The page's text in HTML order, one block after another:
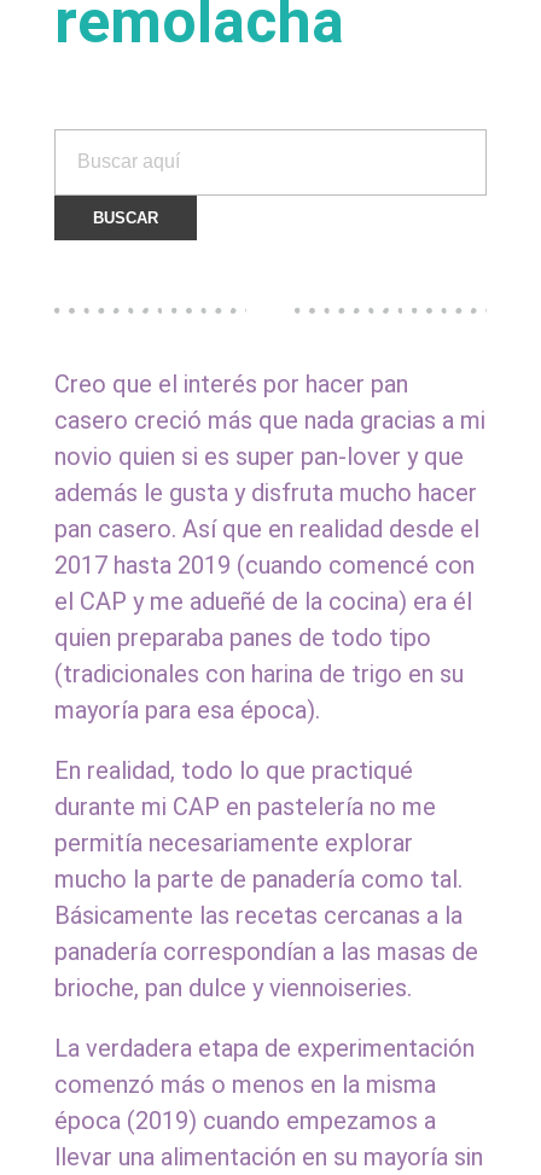
n
d
e
e
m
o
a
c
h
a
remolacha
Creo que el interés por hacer pan
casero creció más que nada gracias a mi
novio quien si es super pan-lover y que
además le gusta y disfruta mucho hacer
pan casero. Así que en realidad desde el
2017 hasta 2019 (cuando comencé con
el CAP y me adueñé de la cocina) era él
quien preparaba panes de todo tipo
(tradicionales con harina de trigo en su
mayoría para esa época).
En realidad, todo lo que practiqué
durante mi CAP en pastelería no me
permitía necesariamente explorar
mucho la parte de panadería como tal.
Básicamente las recetas cercanas a la
panadería correspondían a las masas de
brioche, pan dulce y viennoiseries.
La verdadera etapa de experimentación
comenzó más o menos en la misma
época (2019) cuando empezamos a
llevar una alimentación en su mayoría sin